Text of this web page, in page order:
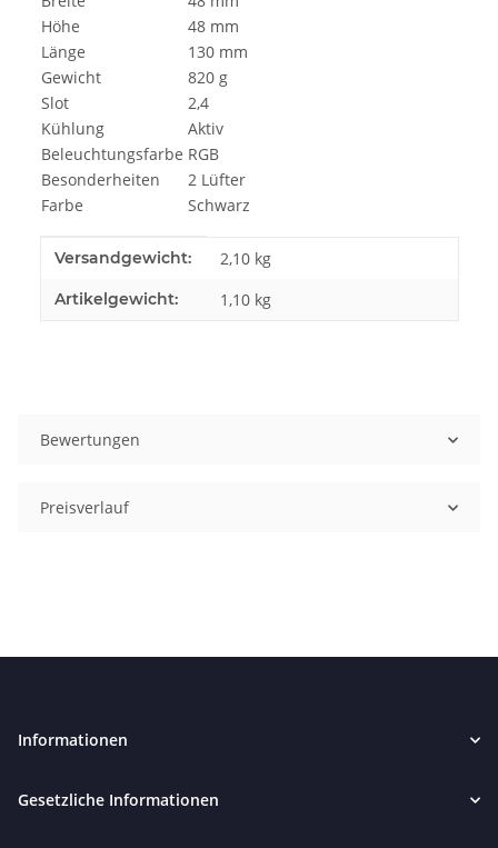
Höhe
48 mm
Länge
130 mm
Gewicht
820 g
Slot
2,4
Kühlung
Aktiv
Beleuchtungsfarbe RGB
Besonderheiten
2 Lüfter
Farbe
Schwarz
Produkteigenschaft
Wert
Versandgewicht: 2,10 kg
Artikelgewicht: 1,10 kg
Bewertungen
Preisverlauf
Informationen
Gesetzliche Informationen